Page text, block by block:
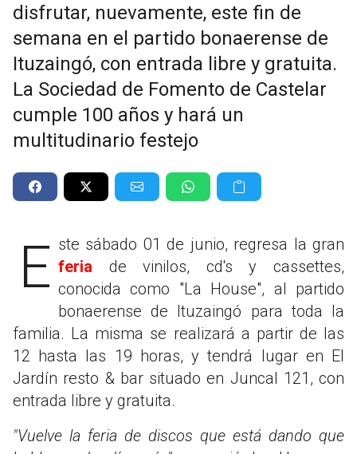
disfrutar, nuevamente, este fin de
semana en el partido bonaerense de
Ituzaingó, con entrada libre y gratuita.
La Sociedad de Fomento de Castelar
cumple 100 años y hará un
multitudinario festejo
Este sábado 01 de junio, regresa la gran
feria de vinilos, cd's y cassettes,
conocida como "La House", al partido
bonaerense de Ituzaingó para toda la
familia. La misma se realizará a partir de las
12 hasta las 19 horas, y tendrá lugar en El
Jardín resto & bar situado en Juncal 121, con
entrada libre y gratuita.
"Vuelve la feria de discos que está dando que